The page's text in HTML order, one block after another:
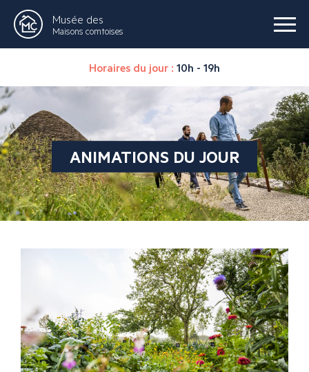
Musée des
Maisons comtoises
Horaires du jour : 10h - 19h
ANIMATIONS DU JOUR